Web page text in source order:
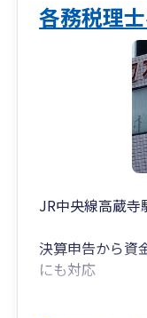
各務税理
JR中央線高蔵
決算申告から資
にも対応